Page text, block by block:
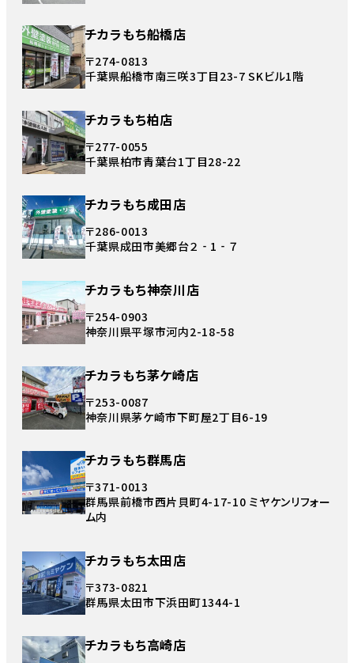
チカラもち船橋店
〒274-0813
千葉県船橋市南三咲3丁目23-7 SKビル1階
チカラもち柏店
〒277-0055
千葉県柏市青葉台1丁目28-22
チカラもち成田店
〒286-0013
千葉県成田市美郷台２‐1‐７
チカラもち神奈川店
〒254-0903
神奈川県平塚市河内2-18-58
チカラもち茅ケ崎店
〒253-0087
神奈川県茅ケ崎市下町屋2丁目6-19
チカラもち群馬店
〒371-0013
群馬県前橋市西片貝町4-17-10 ミヤケンリフォー
ム内
チカラもち太田店
〒373-0821
群馬県太田市下浜田町1344-1
チカラもち高崎店